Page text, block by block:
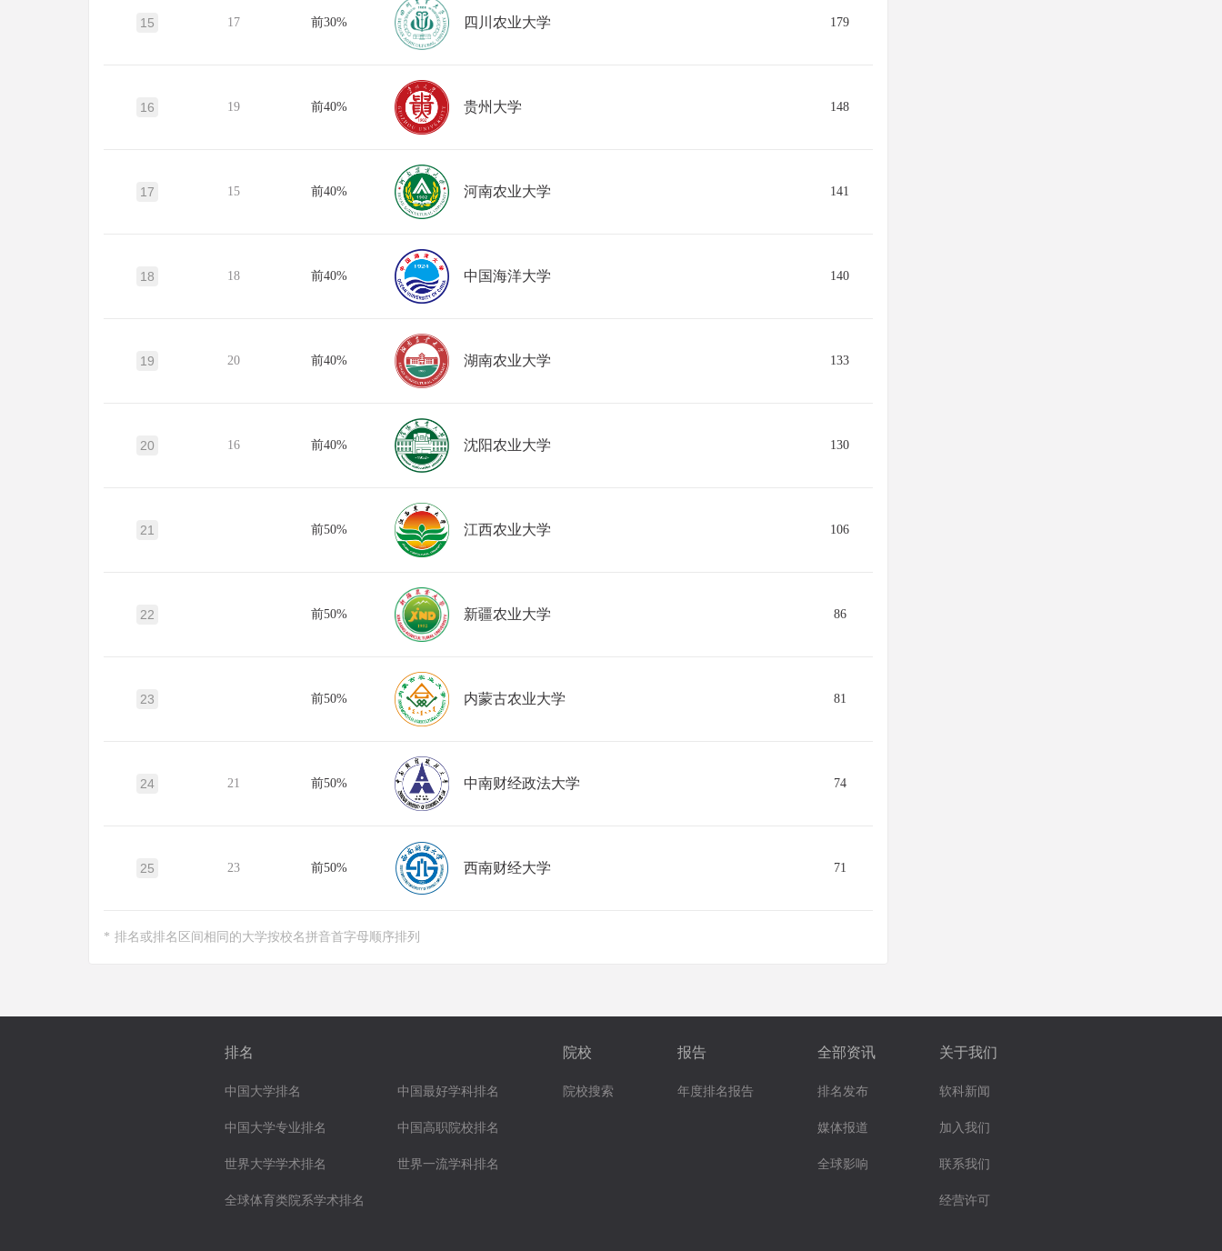
15 17 前30% 四川农业大学 179
16 19 前40% 贵州大学 148
17 15 前40% 河南农业大学 141
18 18 前40% 中国海洋大学 140
19 20 前40% 湖南农业大学 133
20 16 前40% 沈阳农业大学 130
21 前50% 江西农业大学 106
22 前50% 新疆农业大学 86
23 前50% 内蒙古农业大学 81
24 21 前50% 中南财经政法大学 74
25 23 前50% 西南财经大学 71
* 排名或排名区间相同的大学按校名拼音首字母顺序排列
排名
中国大学排名
中国大学专业排名
世界大学学术排名
全球体育类院系学术排名
中国最好学科排名
中国高职院校排名
世界一流学科排名
院校
院校搜索
报告
年度排名报告
全部资讯
排名发布
媒体报道
全球影响
关于我们
软科新闻
加入我们
联系我们
经营许可